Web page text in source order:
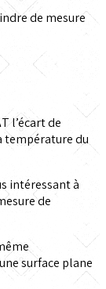
de mesure
l’écart de
température du
intéressant à
de
surface plane